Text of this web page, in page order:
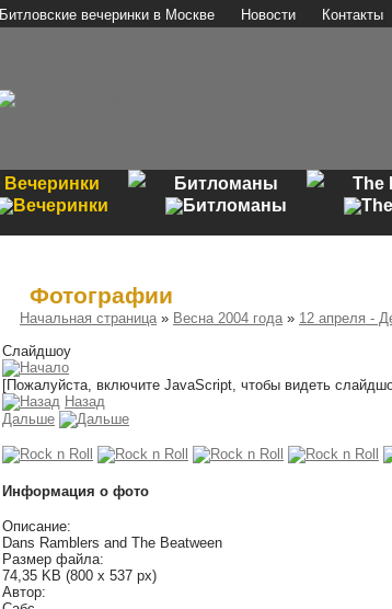
Битловские вечеринки в Москве Новости Контакты
Вечеринки Битломаны The
Фотографии
Начальная страница» Весна 2004 года» 12 апреля -
Слайдшоу
[Пожалуйста, включите JavaScript, чтобы видеть
Назад
Дальше
Информация о фото
Описание:
Dans Ramblers and The Beatween
Размер файла:
74,35 KB (800 x 537 px)
Автор: